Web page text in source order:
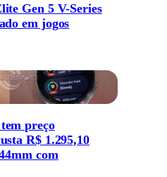
Gen 5 V-Series
em jogos
preço
R$ 1.295,10
com